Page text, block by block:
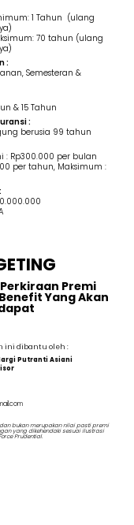
1 Tahun (ulang
70 tahun (ulang
:
Semesteran &
& 15 Tahun
:
berusia 99 tahun
: Rp300.000 per bulan
per tahun, Maksimum :
Premi
Yang Akan
ini dibantu oleh :
Putranti Asiani
bukan merupakan nilai pasti premi
yang dikehendaki sesuai ilustrasi
Prudential.